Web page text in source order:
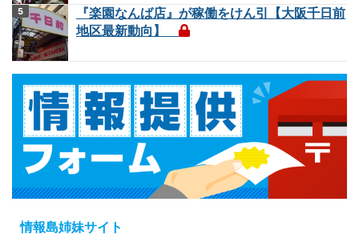
『楽園なんば店』が稼働をけん引【大阪千日前
地区最新動向】
情報島姉妹サイト